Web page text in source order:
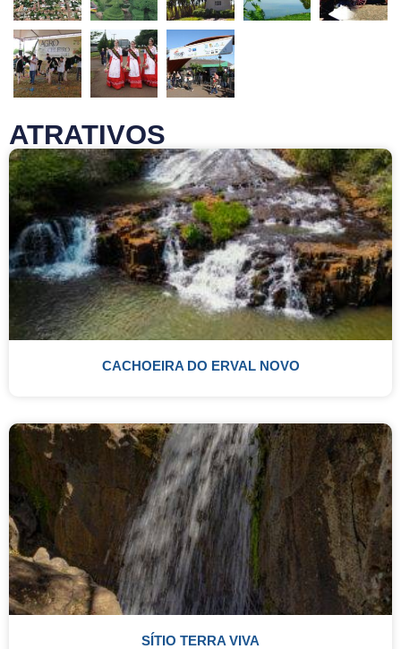
ATRATIVOS
CACHOEIRA DO ERVAL NOVO
SÍTIO TERRA VIVA